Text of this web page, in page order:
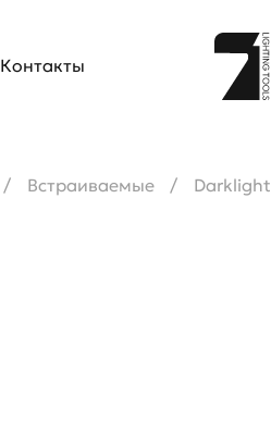
Контакты
Встраиваемые Darklight